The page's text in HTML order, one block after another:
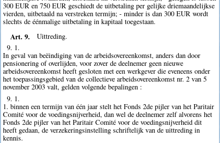
300 EUR en 750 EUR geschiedt de uitbetaling per gelijke driemaandelijkse
vierden, uitbetaald na verstreken termijn; - minder is dan 300 EUR wordt
slechts de éénmalige uitbetaling in kapitaal toegestaan.
Art. 9.
Uittreding.
9. 1.
In geval van beëindiging van de arbeidsovereenkomst, anders dan door
pensionering of overlijden, voor zover de deelnemer geen nieuwe
arbeidsovereenkomst heeft gesloten met een werkgever die eveneens onder
het toepassingsgebied van de collectieve arbeidsovereenkomst nr. 2 van 5
november 2003 valt, gelden volgende bepalingen :
9. 1.
1. binnen een termijn van één jaar stelt het Fonds 2de pijler van het Paritair
Comité voor de voedingsnijverheid, dan wel de deelnemer zelf alvorens het
Fonds 2de pijler van het Paritair Comité voor de voedingsnijverheid dit
heeft gedaan, de verzekeringsinstelling schriftelijk van de uittreding in
kennis.